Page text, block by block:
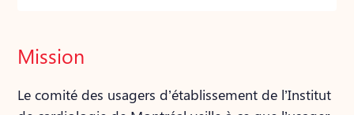
Mission
Le comité des usagers d’établissement de l’Institut